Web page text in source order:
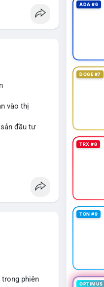
vào thị
đầu tư
phiên
ADA #6
DOGE #7
TRX #8
TON #9
OPTIMUS